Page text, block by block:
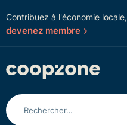
Contribuez à l'économie locale,
devenez membre